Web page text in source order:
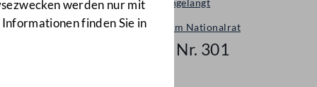
werden nur mit
finden Sie in
Neu eingelangt
Neues im Nationalrat
Mail Nr. 301